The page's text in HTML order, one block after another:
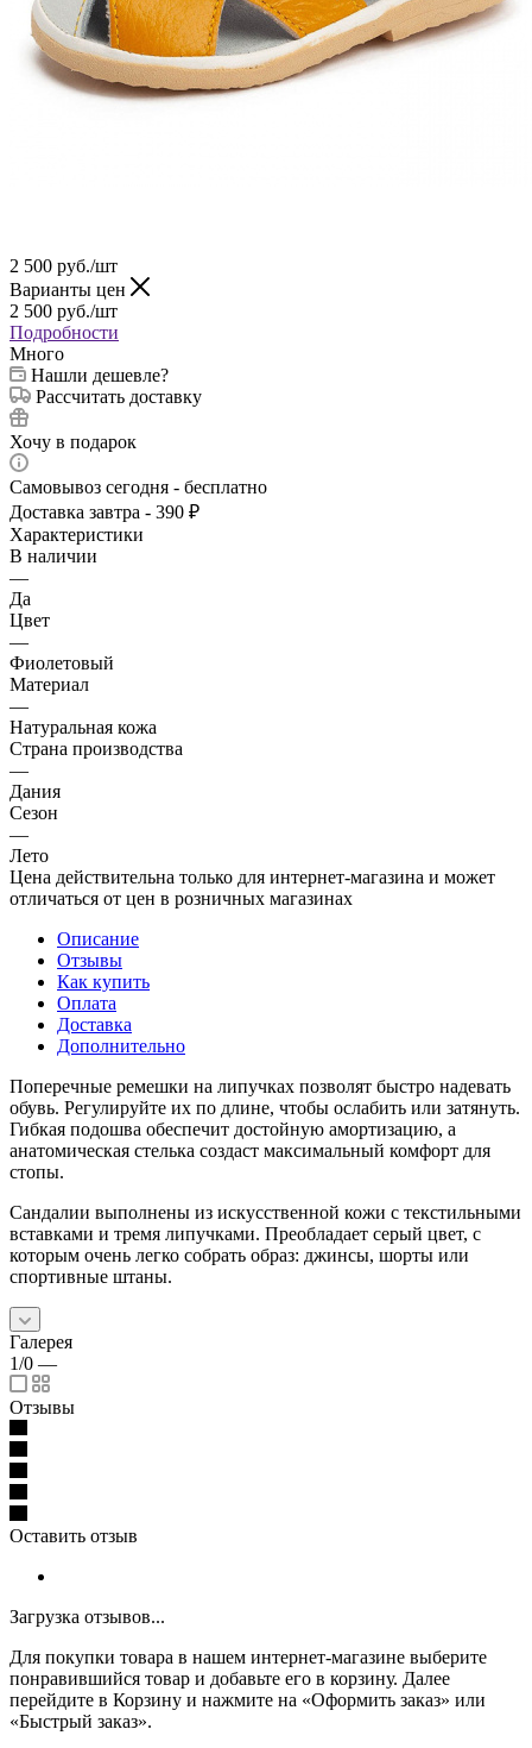
2 500 руб./шт
Варианты цен
2 500 руб./шт
Подробности
Много
Нашли дешевле?
Рассчитать доставку
Хочу в подарок
Самовывоз сегодня - бесплатно
Доставка завтра - 390 ₽
Характеристики
В наличии
—
Да
Цвет
—
Фиолетовый
Материал
—
Натуральная кожа
Страна производства
—
Дания
Сезон
—
Лето
Цена действительна только для интернет-магазина и может
отличаться от цен в розничных магазинах
Описание
Отзывы
Как купить
Оплата
Доставка
Дополнительно
Поперечные ремешки на липучках позволят быстро надевать
обувь. Регулируйте их по длине, чтобы ослабить или затянуть.
Гибкая подошва обеспечит достойную амортизацию, а
анатомическая стелька создаст максимальный комфорт для
стопы.
Сандалии выполнены из искусственной кожи с текстильными
вставками и тремя липучками. Преобладает серый цвет, с
которым очень легко собрать образ: джинсы, шорты или
спортивные штаны.
Галерея
1/0 —
Отзывы
Оставить отзыв
Загрузка отзывов...
Для покупки товара в нашем интернет-магазине выберите
понравившийся товар и добавьте его в корзину. Далее
перейдите в Корзину и нажмите на «Оформить заказ» или
«Быстрый заказ».